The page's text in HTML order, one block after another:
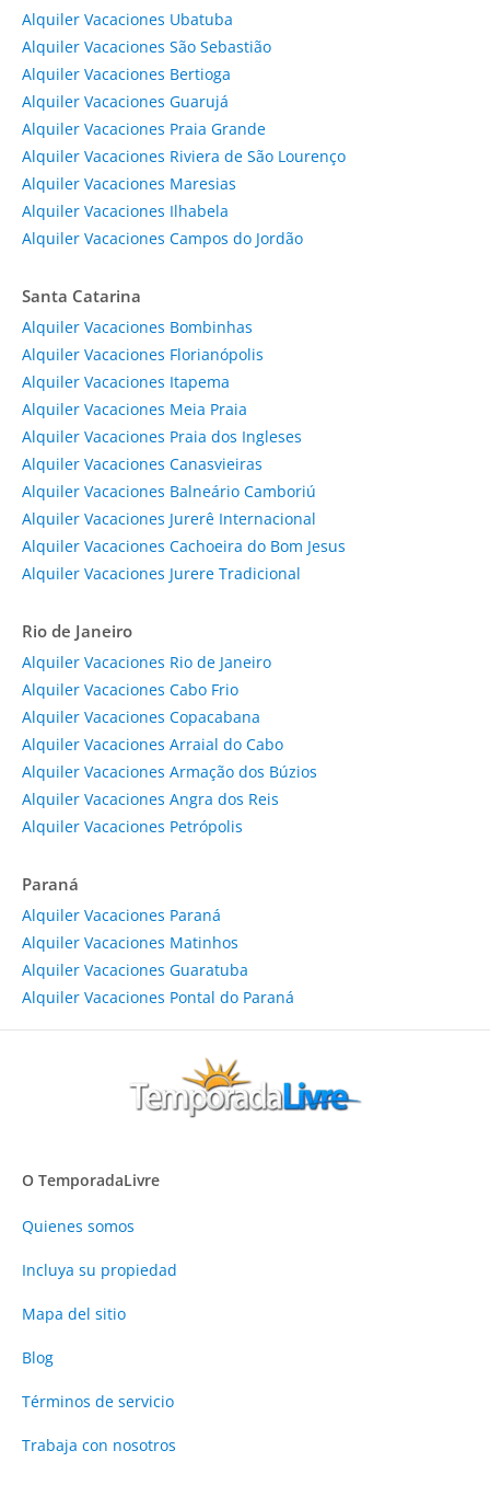
Alquiler Vacaciones Ubatuba
Alquiler Vacaciones São Sebastião
Alquiler Vacaciones Bertioga
Alquiler Vacaciones Guarujá
Alquiler Vacaciones Praia Grande
Alquiler Vacaciones Riviera de São Lourenço
Alquiler Vacaciones Maresias
Alquiler Vacaciones Ilhabela
Alquiler Vacaciones Campos do Jordão
Santa Catarina
Alquiler Vacaciones Bombinhas
Alquiler Vacaciones Florianópolis
Alquiler Vacaciones Itapema
Alquiler Vacaciones Meia Praia
Alquiler Vacaciones Praia dos Ingleses
Alquiler Vacaciones Canasvieiras
Alquiler Vacaciones Balneário Camboriú
Alquiler Vacaciones Jurerê Internacional
Alquiler Vacaciones Cachoeira do Bom Jesus
Alquiler Vacaciones Jurere Tradicional
Rio de Janeiro
Alquiler Vacaciones Rio de Janeiro
Alquiler Vacaciones Cabo Frio
Alquiler Vacaciones Copacabana
Alquiler Vacaciones Arraial do Cabo
Alquiler Vacaciones Armação dos Búzios
Alquiler Vacaciones Angra dos Reis
Alquiler Vacaciones Petrópolis
Paraná
Alquiler Vacaciones Paraná
Alquiler Vacaciones Matinhos
Alquiler Vacaciones Guaratuba
Alquiler Vacaciones Pontal do Paraná
O TemporadaLivre
Quienes somos
Incluya su propiedad
Mapa del sitio
Blog
Términos de servicio
Trabaja con nosotros